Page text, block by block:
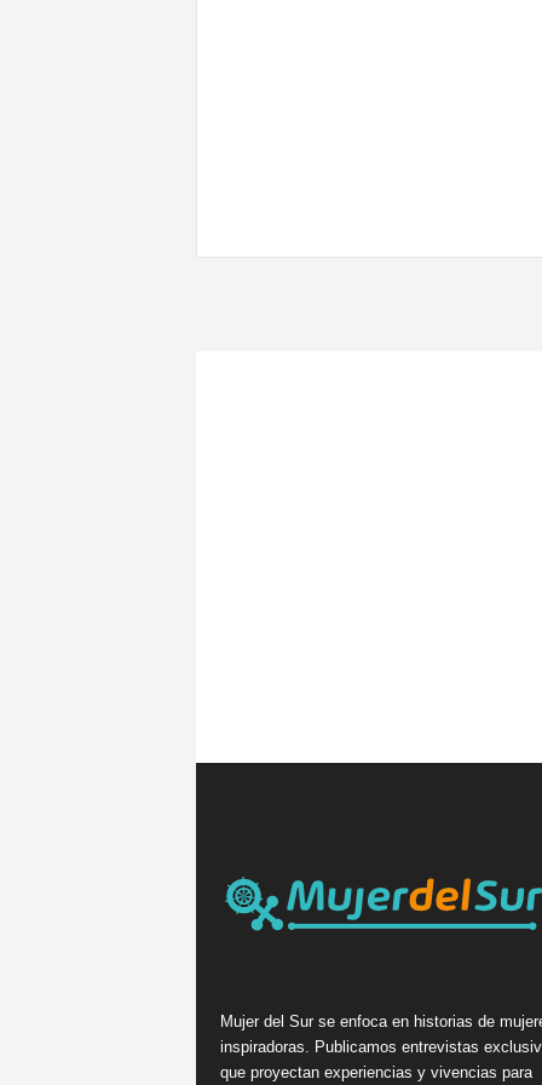
Mujer del Sur se enfoca en historias de
inspiradoras. Publicamos entrevistas
que proyectan experiencias y vivencias para